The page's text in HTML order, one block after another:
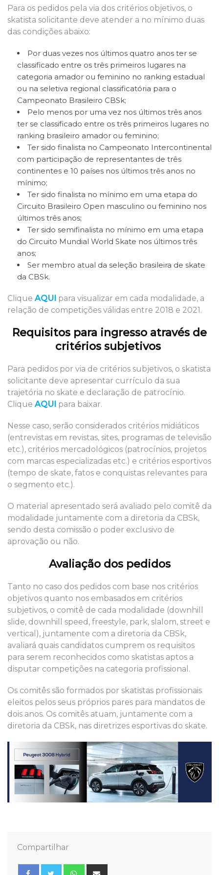
Para os pedidos pela via dos critérios objetivos, o
skatista solicitante deve atender a no mínimo duas
das condições abaixo:
Por duas vezes nos últimos quatro anos ter se
classificado entre os três primeiros lugares na
categoria amador ou feminino no ranking estadual
ou na seletiva regional classificatória para o
Campeonato Brasileiro CBSk;
Pelo menos por uma vez nos últimos três anos
ter se classificado entre os três primeiros lugares no
ranking brasileiro amador ou feminino;
Ter sido finalista no Campeonato Intercontinental
com participação de representantes de três
continentes e 10 países nos últimos três anos no
mínimo;
Ter sido finalista no mínimo em uma etapa do
Circuito Brasileiro Open masculino ou feminino nos
últimos três anos;
Ter sido semifinalista no mínimo em uma etapa
do Circuito Mundial World Skate nos últimos três
anos;
Ser membro atual da seleção brasileira de skate
da CBSk.
Clique AQUI para visualizar em cada modalidade, a
relação de competições válidas entre 2018 e 2021.
Requisitos para ingresso através de
critérios subjetivos
Para pedidos por via de critérios subjetivos, o skatista
solicitante deve apresentar currículo da sua
trajetória no skate e declaração de patrocínio.
Clique AQUI para baixar.
Nesse caso, serão considerados critérios midiáticos
(entrevistas em revistas, sites, programas de televisão
etc.), critérios mercadológicos (patrocínios, projetos
com marcas especializadas etc.) e critérios esportivos
(tempo de skate, fatos e conquistas relevantes para
o segmento etc.).
O material apresentado será avaliado pelo comitê da
modalidade juntamente com a diretoria da CBSk,
sendo desta comissão o poder exclusivo de
aprovação ou não.
Avaliação dos pedidos
Tanto no caso dos pedidos com base nos critérios
objetivos quanto nos embasados em critérios
subjetivos, o comitê de cada modalidade (downhill
slide, downhill speed, freestyle, park, slalom, street e
vertical), juntamente com a diretoria da CBSk,
avaliará quais candidatos cumprem os requisitos
para serem reconhecidos como skatistas aptos a
disputar competições na categoria profissional.
Os comitês são formados por skatistas profissionais
eleitos pelos seus próprios pares para mandatos de
dois anos. Os comitês atuam, juntamente com a
diretoria da CBSk, nas diretrizes esportivas do skate.
Compartilhar
Whatsapp